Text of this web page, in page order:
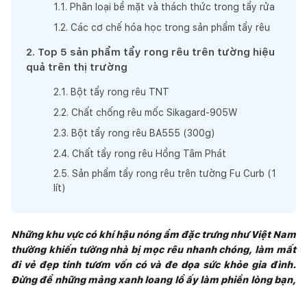
1 .1 . Phân loại bề mặt và thách thức trong tẩy rửa
1 .2. Các cơ chế hóa học trong sản phẩm tẩy rêu
2. Top 5 sản phẩm tẩy rong rêu trên tường hiệu
quả trên thị trường
2.1 . Bột tẩy rong rêu TNT
2.2. Chất chống rêu mốc Sikagard-905W
2.3. Bột tẩy rong rêu BA555 (300g)
2.4. Chất tẩy rong rêu Hồng Tâm Phát
2.5. Sản phẩm tẩy rong rêu trên tường Fu Curb (1
lít)
Những khu vực có khí hậu nóng ẩm đặc trưng như Việt Nam
thường khiến tường nhà bị mọc rêu nhanh chóng, làm mất
đi vẻ đẹp tinh tươm vốn có và đe dọa sức khỏe gia đình.
Đừng để những mảng xanh loang lổ ấy làm phiền lòng bạn,